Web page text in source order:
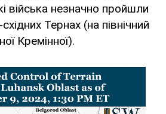
війська незначно пройшли
Тернах (на північний
Кремінної).